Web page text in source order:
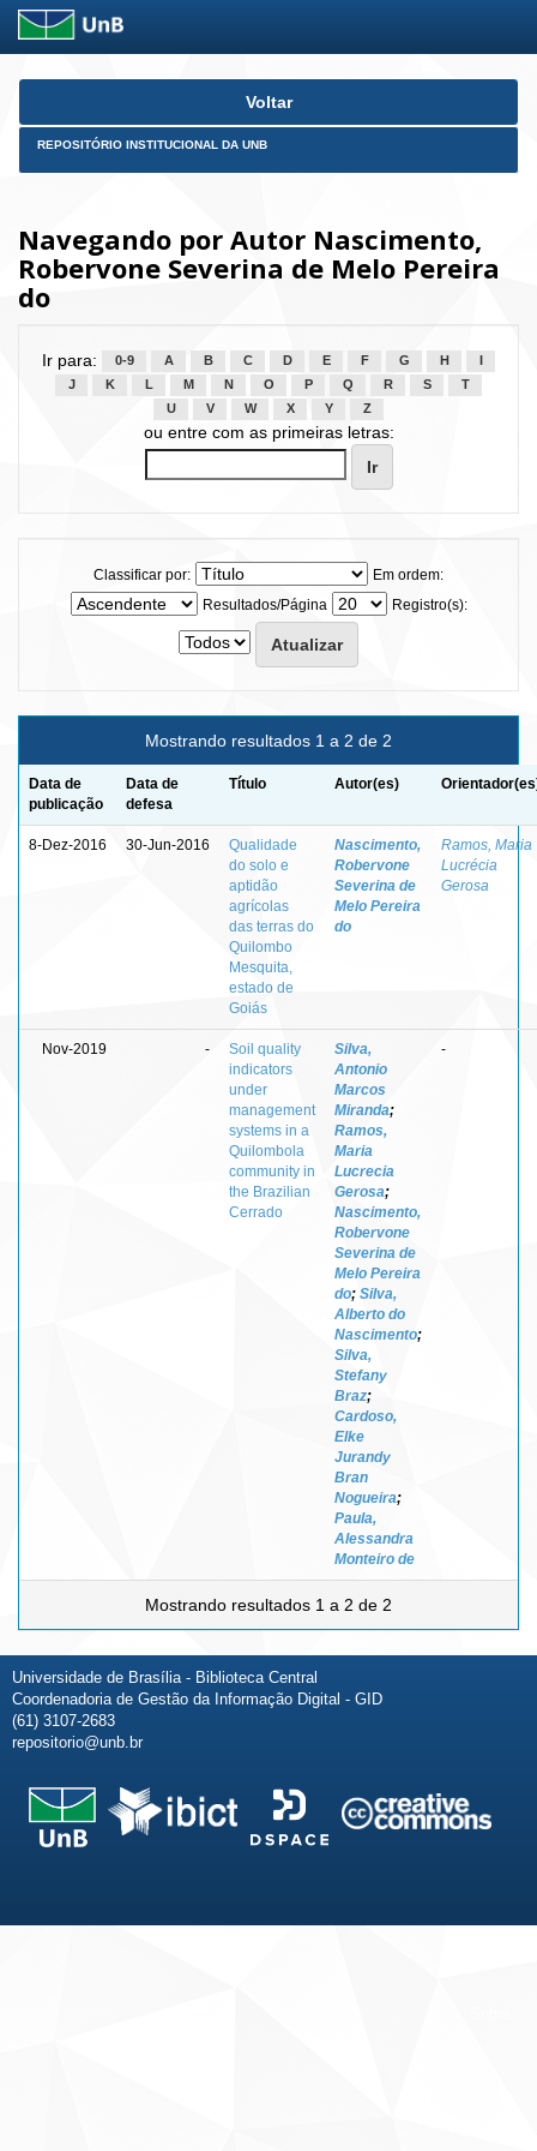
Skip
Voltar
REPOSITÓRIO INSTITUCIONAL DA UNB
Navegando por Autor Nascimento,
Robervone Severina de Melo Pereira
do
Ir para: 0-9 A B C D E F G H
J
K L M N O P Q R S
T
U
V W X Y Z
ou entre com as primeiras letras:
Classificar por:
Em ordem:
Resultados/Página
Registro(s):
Mostrando resultados 1 a 2 de 2
Data de
publicação
Data de
defesa
Título Autor(es)
8-Dez-2016 30-Jun-2016
Qualidade
do solo e
aptidão
agrícolas
das terras do
Quilombo
Mesquita,
estado de
Goiás
Nascimento,
Robervone
Severina de
Melo Pereira
do
Ramos, Maria
Lucrécia
Gerosa
Nov-2019 -
Soil quality
indicators
under
management
systems in a
Quilombola
community in
the Brazilian
Cerrado
Silva,
Antonio
Marcos
Miranda;
Ramos,
Maria
Lucrecia
Gerosa;
Nascimento,
Robervone
Severina de
Melo Pereira
do; Silva,
Alberto do
Nascimento;
Silva,
Stefany
Braz;
Cardoso,
Elke
Jurandy
Bran
Nogueira;
Paula,
Alessandra
Monteiro de
-
Mostrando resultados 1 a 2 de 2
Universidade de Brasília - Biblioteca Central
Coordenadoria de Gestão da Informação Digital - GID
(61) 3107-2683
repositorio@unb.br